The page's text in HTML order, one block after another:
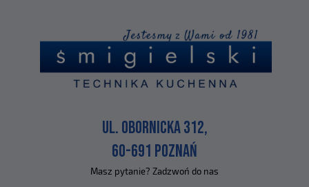
UL. OBORNICKA 312,
60-691 POZNAŃ
Masz pytanie? Zadzwoń do nas